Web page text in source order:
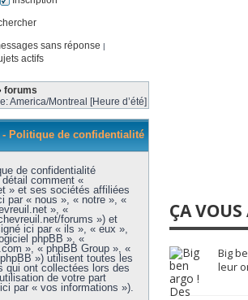
sans réponse |
actifs
forums
America/Montreal [Heure d’été]
Politique de confidentialité
de confidentialité
comment «
» et ses sociétés affiliées
par « nous », « notre », «
», «
forums ») et
ici par « ils », « eux »,
phpBB », «
», « phpBB Group », «
») utilisent toutes les
qui ont collectées lors des
de votre part
par « vos informations »).
ÇA VOUS
Big
leur